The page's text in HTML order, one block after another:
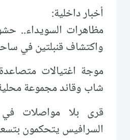
أخبار داخلية:
مظاهرات السويداء..
واكتشاف قنبلتين في
موجة اغتيالات
شاب وقائد مجموعة
قرى بلا مواصلات في
السرافيس يتحكمون